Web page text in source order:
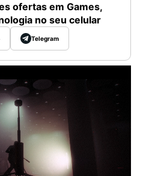
ofertas em Games,
no seu celular
Telegram